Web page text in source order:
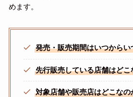
めます。
発売・販売期間はいつからい
先行販売している店舗はどこ
対象店舗や販売店はどこなの